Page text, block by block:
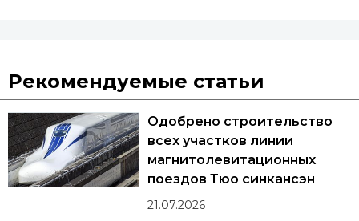
Рекомендуемые статьи
Одобрено строительство
всех участков линии
магнитолевитационных
поездов Тюо синкансэн
21.07.2026